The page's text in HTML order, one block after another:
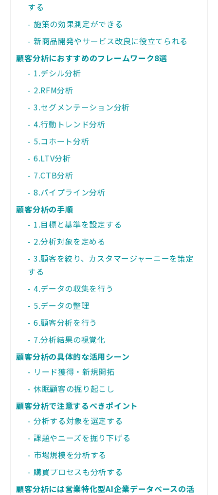
する
施策の効果測定ができる
新商品開発やサービス改良に役立てられる
顧客分析におすすめのフレームワーク8選
1.デシル分析
2.RFM分析
3.セグメンテーション分析
4.行動トレンド分析
5.コホート分析
6.LTV分析
7.CTB分析
8.パイプライン分析
顧客分析の手順
1.目標と基準を設定する
2.分析対象を定める
3.顧客を絞り、カスタマージャーニーを策定
する
4.データの収集を行う
5.データの整理
6.顧客分析を行う
7.分析結果の視覚化
顧客分析の具体的な活用シーン
リード獲得・新規開拓
休眠顧客の掘り起こし
顧客分析で注意するべきポイント
分析する対象を選定する
課題やニーズを掘り下げる
市場規模を分析する
購買プロセスも分析する
顧客分析には営業特化型AI企業データベースの活